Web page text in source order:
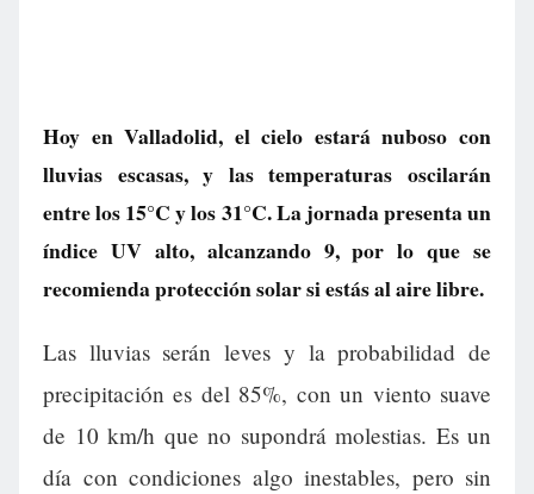
Hoy en Valladolid, el cielo estará nuboso con
lluvias escasas, y las temperaturas oscilarán
entre los 15°C y los 31°C. La jornada presenta un
índice UV alto, alcanzando 9, por lo que se
recomienda protección solar si estás al aire libre.
Las lluvias serán leves y la probabilidad de
precipitación es del 85%, con un viento suave
de 10 km/h que no supondrá molestias. Es un
día con condiciones algo inestables, pero sin